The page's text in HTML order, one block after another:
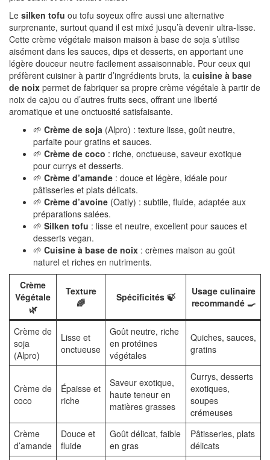
Le silken tofu ou tofu soyeux offre aussi une alternative
surprenante, surtout quand il est mixé jusqu’à devenir ultra-lisse.
Cette crème végétale maison maison à base de soja s’utilise
aisément dans les sauces, dips et desserts, en apportant une
légère douceur neutre facilement assaisonnable. Pour ceux qui
préfèrent cuisiner à partir d’ingrédients bruts, la cuisine à base
de noix permet de fabriquer sa propre crème végétale à partir de
noix de cajou ou d’autres fruits secs, offrant une liberté
aromatique et une onctuosité satisfaisante.
🌱 Crème de soja (Alpro) : texture lisse, goût neutre,
parfaite pour gratins et sauces.
🌱 Crème de coco : riche, onctueuse, saveur exotique
pour currys et desserts.
🌱 Crème d’amande : douce et légère, idéale pour
pâtisseries et plats délicats.
🌱 Crème d’avoine (Oatly) : subtile, fluide, adaptée aux
préparations salées.
🌱 Silken tofu : lisse et neutre, excellent pour sauces et
desserts vegan.
🌱 Cuisine à base de noix : crèmes maison au goût
naturel et riches en nutriments.
Crème
Végétale
🌿
Texture
🌈
Spécificités 🍃
Usage culinaire
recommandé 🍳
Crème de
soja
(Alpro)
Lisse et
onctueuse
Goût neutre, riche
en protéines
végétales
Quiches, sauces,
gratins
Crème de
coco
Épaisse et
riche
Saveur exotique,
haute teneur en
matières grasses
Currys, desserts
exotiques,
soupes
crémeuses
Crème
d’amande
Douce et
fluide
Goût délicat, faible
en gras
Pâtisseries, plats
délicats